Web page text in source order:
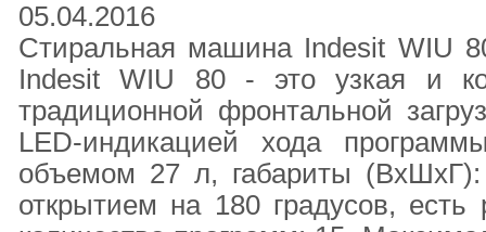
05.04.2016
Стиральная машина Indesit WIU
Indesit WIU 80 - это узкая и
традиционной фронтальной
LED-индикацией хода
объемом 27 л, габариты
открытием на 180 градусов,